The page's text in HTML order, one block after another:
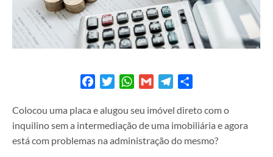
FacebookTwitterWhatsApp
Gmail Telegram
Colocou uma placa e alugou seu imóvel direto com o
inquilino sem a intermediação de uma imobiliária e agora
está com problemas na administração do mesmo?